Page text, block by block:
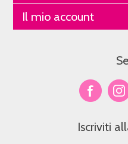
Il mio account
Iscriviti